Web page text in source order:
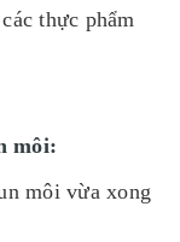
thực phẩm
môi:
môi vừa xong